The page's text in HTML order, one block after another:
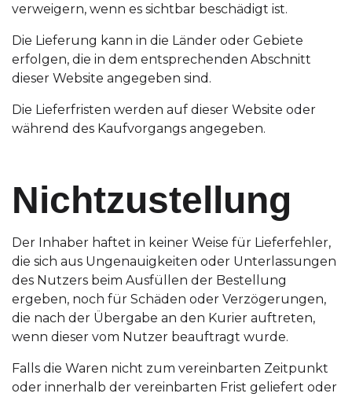
verweigern, wenn es sichtbar beschädigt ist.
Die Lieferung kann in die Länder oder Gebiete
erfolgen, die in dem entsprechenden Abschnitt
dieser Website angegeben sind.
Die Lieferfristen werden auf dieser Website oder
während des Kaufvorgangs angegeben.
Nichtzustellung
Der Inhaber haftet in keiner Weise für Lieferfehler,
die sich aus Ungenauigkeiten oder Unterlassungen
des Nutzers beim Ausfüllen der Bestellung
ergeben, noch für Schäden oder Verzögerungen,
die nach der Übergabe an den Kurier auftreten,
wenn dieser vom Nutzer beauftragt wurde.
Falls die Waren nicht zum vereinbarten Zeitpunkt
oder innerhalb der vereinbarten Frist geliefert oder